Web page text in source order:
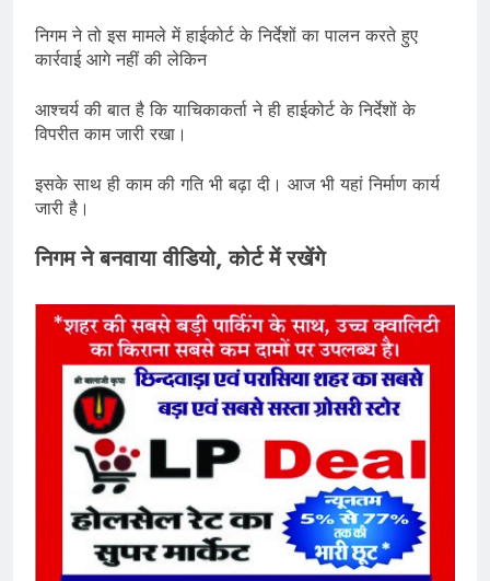
निगम ने तो इस मामले में हाईकोर्ट के निर्देशों का पालन करते हुए
कार्रवाई आगे नहीं की लेकिन
आश्चर्य की बात है कि याचिकाकर्ता ने ही हाईकोर्ट के निर्देशों के
विपरीत काम जारी रखा।
इसके साथ ही काम की गति भी बढ़ा दी। आज भी यहां निर्माण कार्य
जारी है।
निगम ने बनवाया वीडियो, कोर्ट में रखेंगे